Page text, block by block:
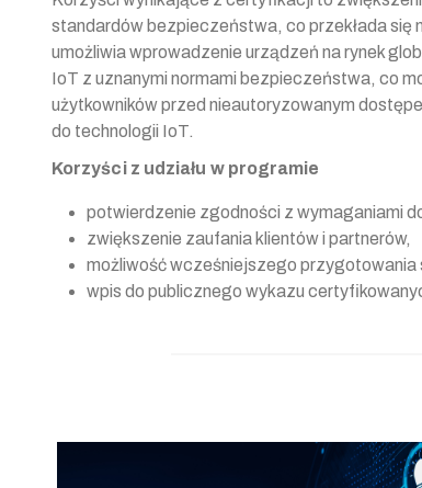
standardów bezpieczeństwa, co przekłada się
umożliwia wprowadzenie urządzeń na rynek
IoT z uznanymi normami bezpieczeństwa, co
użytkowników przed nieautoryzowanym
do technologii IoT.
Korzyści z udziału w programie
potwierdzenie zgodności z wymaganiami
zwiększenie zaufania klientów i partnerów,
możliwość wcześniejszego przygotowania
wpis do publicznego wykazu